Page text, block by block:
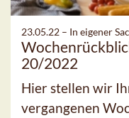
23.05.22 – In eigener
20/2022
Hier stellen wir
vergangenen